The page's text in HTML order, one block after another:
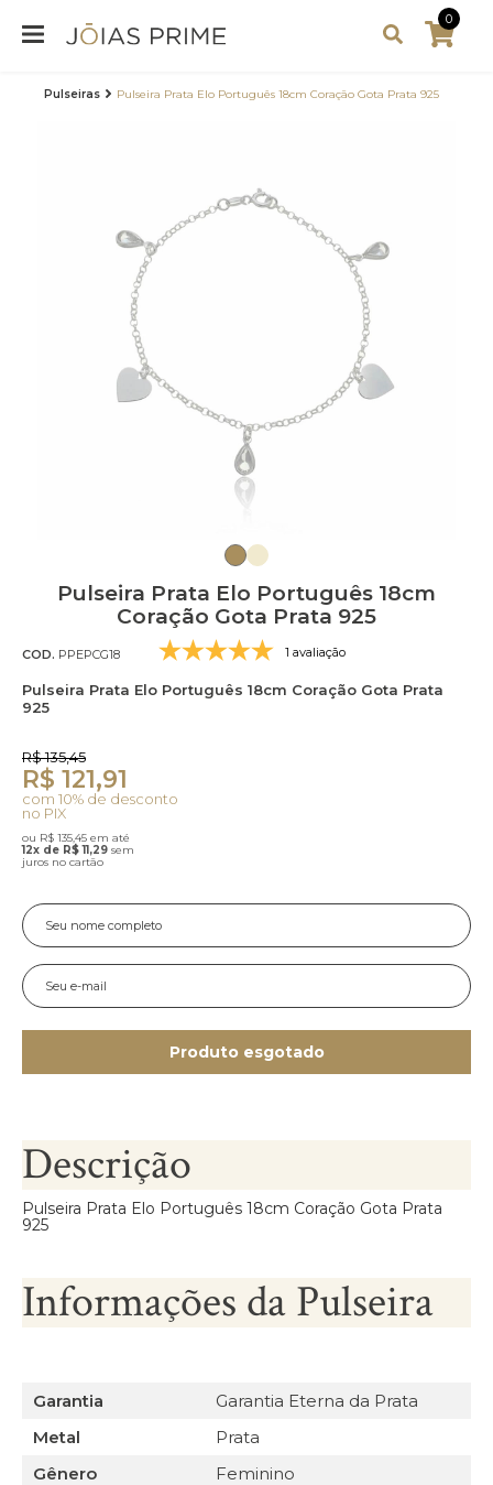
0
Pulseiras Pulseira Prata Elo Português 18cm Coração Gota Prata 925
Pulseira Prata Elo Português 18cm
Coração Gota Prata 925
COD. PPEPCG18 1 avaliação
Pulseira Prata Elo Português 18cm Coração Gota Prata
925
R$ 135,45
R$ 121,91
com 10% de desconto
no PIX
ou R$ 135,45 em até
12x de R$ 11,29 sem
juros no cartão
Produto esgotado
Descrição
Pulseira Prata Elo Português 18cm Coração Gota Prata
925
Informações da Pulseira
Garantia
Garantia Eterna da Prata
Metal
Prata
Gênero
Feminino